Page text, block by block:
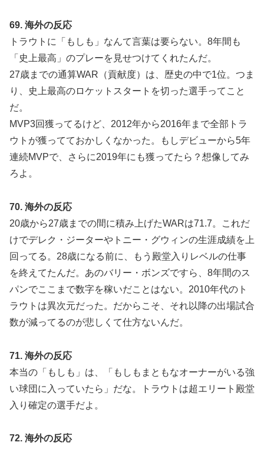
69. 海外の反応
トラウトに「もしも」なんて言葉は要らない。8年間も
「史上最高」のプレーを見せつけてくれたんだ。
27歳までの通算WAR（貢献度）は、歴史の中で1位。つま
り、史上最高のロケットスタートを切った選手ってこと
だ。
MVP3回獲ってるけど、2012年から2016年まで全部トラ
ウトが獲ってておかしくなかった。もしデビューから5年
連続MVPで、さらに2019年にも獲ってたら？想像してみ
ろよ。
70. 海外の反応
20歳から27歳までの間に積み上げたWARは71.7。これだ
けでデレク・ジーターやトニー・グウィンの生涯成績を上
回ってる。28歳になる前に、もう殿堂入りレベルの仕事
を終えてたんだ。あのバリー・ボンズですら、8年間のス
パンでここまで数字を稼いだことはない。2010年代のト
ラウトは異次元だった。だからこそ、それ以降の出場試合
数が減ってるのが悲しくて仕方ないんだ。
71. 海外の反応
本当の「もしも」は、「もしもまともなオーナーがいる強
い球団に入っていたら」だな。トラウトは超エリート殿堂
入り確定の選手だよ。
72. 海外の反応